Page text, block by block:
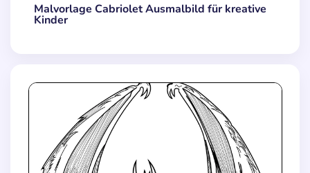
Malvorlage Cabriolet Ausmalbild für kreative
Kinder